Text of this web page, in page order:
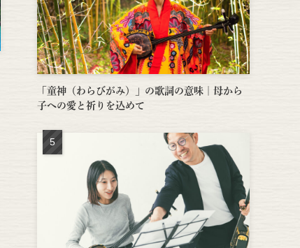
「童神（わらびがみ）」の歌詞の意味｜母から
子への愛と祈りを込めて